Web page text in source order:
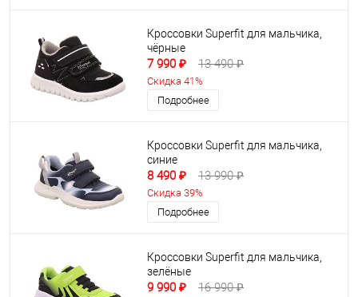
Кроссовки Superfit для мальчика,
чёрные
7 990 ₽ 13 490 ₽
Скидка 41%
Подробнее
Кроссовки Superfit для мальчика,
синие
8 490 ₽ 13 990 ₽
Скидка 39%
Подробнее
Кроссовки Superfit для мальчика,
зелёные
9 990 ₽ 16 990 ₽